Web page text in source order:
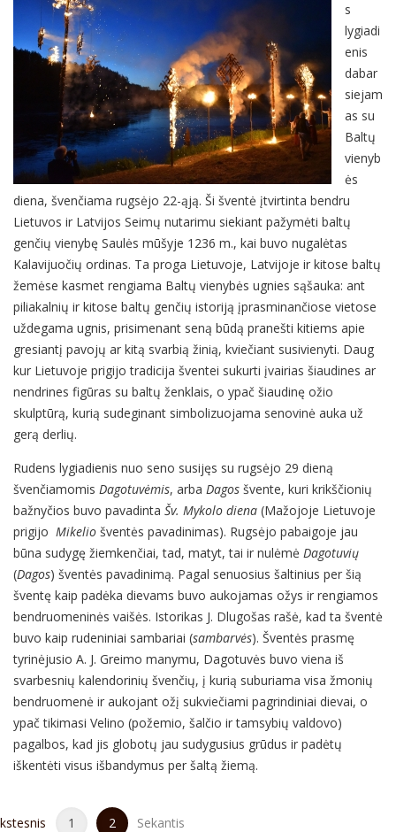
s
lygiadi
enis
dabar
siejam
as su
Baltų
vienyb
ės
diena, švenčiama rugsėjo 22-ąją. Ši šventė įtvirtinta bendru
Lietuvos ir Latvijos Seimų nutarimu siekiant pažymėti baltų
genčių vienybę Saulės mūšyje 1236 m., kai buvo nugalėtas
Kalavijuočių ordinas. Ta proga Lietuvoje, Latvijoje ir kitose baltų
žemėse kasmet rengiama Baltų vienybės ugnies sąšauka: ant
piliakalnių ir kitose baltų genčių istoriją įprasminančiose vietose
uždegama ugnis, prisimenant seną būdą pranešti kitiems apie
gresiantį pavojų ar kitą svarbią žinią, kviečiant susivienyti. Daug
kur Lietuvoje prigijo tradicija šventei sukurti įvairias šiaudines ar
nendrines figūras su baltų ženklais, o ypač šiaudinę ožio
skulptūrą, kurią sudeginant simbolizuojama senovinė auka už
gerą derlių.
Rudens lygiadienis nuo seno susijęs su rugsėjo 29 dieną
švenčiamomis Dagotuvėmis, arba Dagos švente, kuri krikščionių
bažnyčios buvo pavadinta Šv. Mykolo diena (Mažojoje Lietuvoje
prigijo Mikelio šventės pavadinimas). Rugsėjo pabaigoje jau
būna sudygę žiemkenčiai, tad, matyt, tai ir nulėmė Dagotuvių
(Dagos) šventės pavadinimą. Pagal senuosius šaltinius per šią
šventę kaip padėka dievams buvo aukojamas ožys ir rengiamos
bendruomeninės vaišės. Istorikas J. Dlugošas rašė, kad ta šventė
buvo kaip rudeniniai sambariai (sambarvės). Šventės prasmę
tyrinėjusio A. J. Greimo manymu, Dagotuvės buvo viena iš
svarbesnių kalendorinių švenčių, į kurią suburiama visa žmonių
bendruomenė ir aukojant ožį sukviečiami pagrindiniai dievai, o
ypač tikimasi Velino (požemio, šalčio ir tamsybių valdovo)
pagalbos, kad jis globotų jau sudygusius grūdus ir padėtų
iškentėti visus išbandymus per šaltą žiemą.
1 2 Sekantis